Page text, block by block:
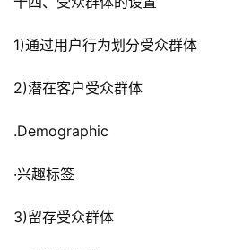
1)通过用户行为划分受众群体
2)潜在客户受众群体
.Demographic
·兴趣标签
3)留存受众群体